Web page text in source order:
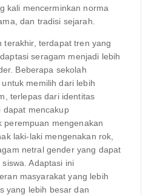
kali mencerminkan norma
dan tradisi sejarah.
terakhir, terdapat tren yang
seragam menjadi lebih
Beberapa sekolah
memilih dari lebih
terlepas dari identitas
dapat mencakup
perempuan mengenakan
laki-laki mengenakan rok,
netral gender yang dapat
Adaptasi ini
masyarakat yang lebih
yang lebih besar dan